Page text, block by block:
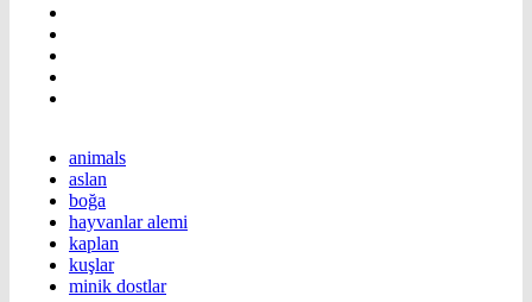
animals
aslan
boğa
hayvanlar alemi
kaplan
kuşlar
minik dostlar